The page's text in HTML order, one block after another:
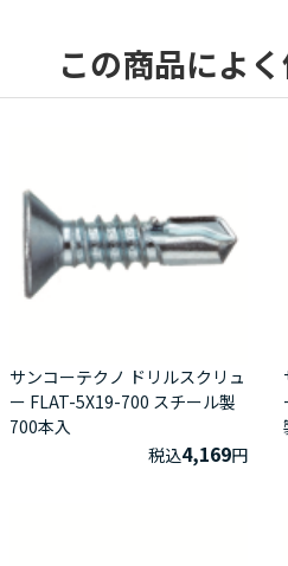
この商品によ
サンコーテクノ ドリルスクリュ
ー FLAT-5X19-700 スチール製
700本入
税込4,169円